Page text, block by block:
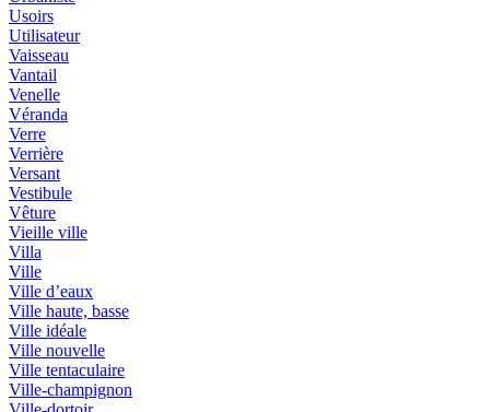
Usoirs
Utilisateur
Vaisseau
Vantail
Venelle
Véranda
Verre
Verrière
Versant
Vestibule
Vêture
Vieille ville
Villa
Ville
Ville d’eaux
Ville haute, basse
Ville idéale
Ville nouvelle
Ville tentaculaire
Ville-champignon